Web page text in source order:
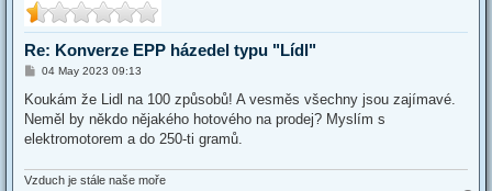
Re: Konverze EPP házedel typu "Lídl"
P
s
04 May 2023 09:13
Koukám že Lidl na 100 způsobů! A vesměs všechny jsou zajímavé.
Neměl by někdo nějakého hotového na prodej? Myslím s
elektromotorem a do 250-ti gramů.
Vzduch je stále naše moře